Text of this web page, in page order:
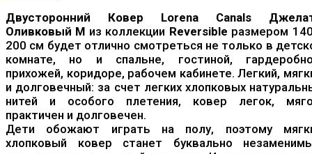
Двусторонний Ковер Lorena Canals
Оливковый M из коллекции Reversible размером
200 см будет отлично смотреться не только в
комнате, но и спальне, гостиной,
прихожей, коридоре, рабочем кабинете. Легкий,
и долговечный: за счет легких хлопковых
нитей и особого плетения, ковер легок,
практичен и долговечен.
Дети обожают играть на полу, поэтому
хлопковый ковер станет буквально